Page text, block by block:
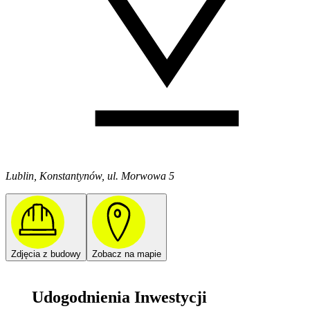
Lublin, Konstantynów, ul. Morwowa 5
Zdjęcia z budowy Zobacz na mapie
Udogodnienia Inwestycji